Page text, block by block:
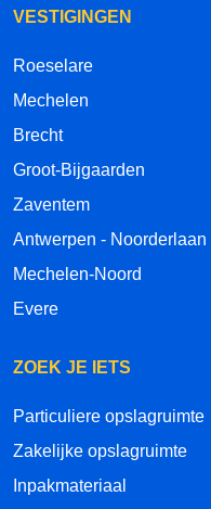
VESTIGINGEN
Roeselare
Mechelen
Brecht
Groot-Bijgaarden
Zaventem
Antwerpen - Noorderlaan
Mechelen-Noord
Evere
ZOEK JE IETS
Particuliere opslagruimte
Zakelijke opslagruimte
Inpakmateriaal